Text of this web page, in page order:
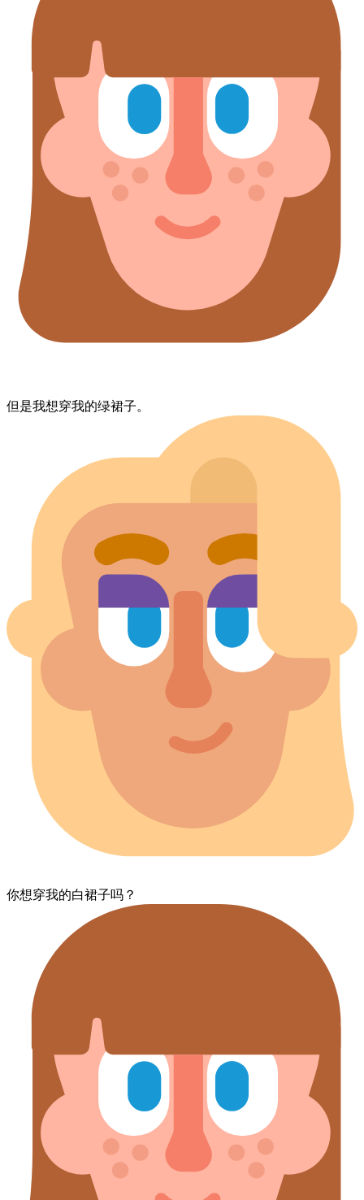
但是​我​想​穿​我的​绿​裙子。
你​想​穿​我的​白​裙子​吗？